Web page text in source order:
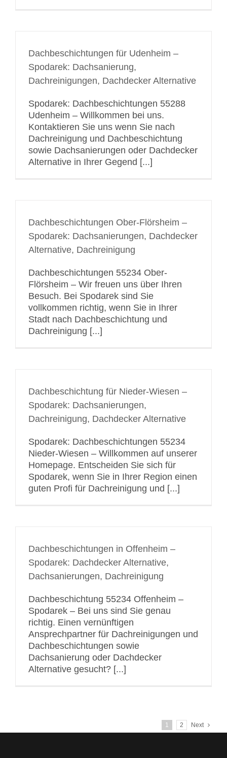
Dachbeschichtungen für Udenheim –
Spodarek: Dachsanierung,
Dachreinigungen, Dachdecker Alternative
Spodarek: Dachbeschichtungen 55288
Udenheim – Willkommen bei uns.
Kontaktieren Sie uns wenn Sie nach
Dachreinigung und Dachbeschichtung
sowie Dachsanierungen oder Dachdecker
Alternative in Ihrer Gegend [...]
Dachbeschichtungen Ober-Flörsheim –
Spodarek: Dachsanierungen, Dachdecker
Alternative, Dachreinigung
Dachbeschichtungen 55234 Ober-
Flörsheim – Wir freuen uns über Ihren
Besuch. Bei Spodarek sind Sie
vollkommen richtig, wenn Sie in Ihrer
Stadt nach Dachbeschichtung und
Dachreinigung [...]
Dachbeschichtung für Nieder-Wiesen –
Spodarek: Dachsanierungen,
Dachreinigung, Dachdecker Alternative
Spodarek: Dachbeschichtungen 55234
Nieder-Wiesen – Willkommen auf unserer
Homepage. Entscheiden Sie sich für
Spodarek, wenn Sie in Ihrer Region einen
guten Profi für Dachreinigung und [...]
Dachbeschichtungen in Offenheim –
Spodarek: Dachdecker Alternative,
Dachsanierungen, Dachreinigung
Dachbeschichtung 55234 Offenheim –
Spodarek – Bei uns sind Sie genau
richtig. Einen vernünftigen
Ansprechpartner für Dachreinigungen und
Dachbeschichtungen sowie
Dachsanierung oder Dachdecker
Alternative gesucht? [...]
1 2 Next